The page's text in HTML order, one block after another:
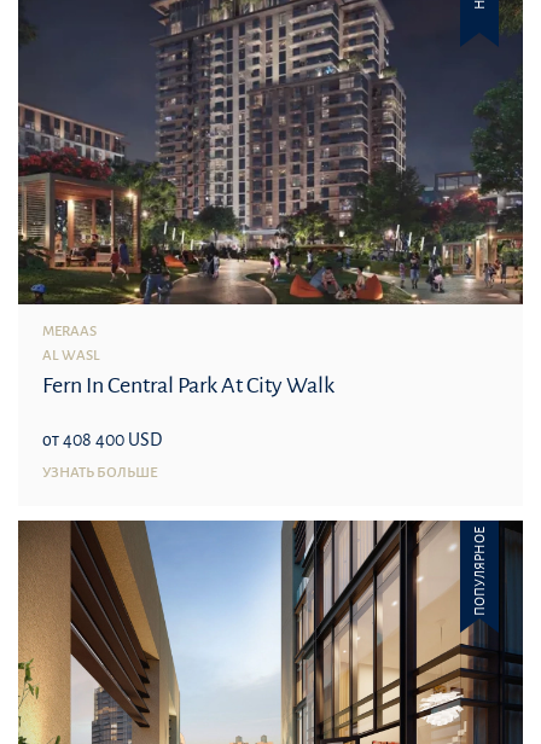
MERAAS
AL WASL
Fern In Central Park At City Walk
от 408 400 USD
УЗНАТЬ БОЛЬШЕ
ПОПУЛЯРНОЕ